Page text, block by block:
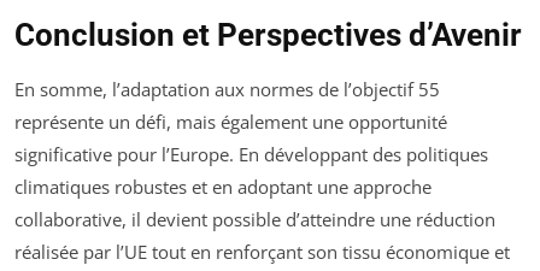
Conclusion et Perspectives d’Avenir
En somme, l’adaptation aux normes de l’objectif 55
représente un défi, mais également une opportunité
significative pour l’Europe. En développant des politiques
climatiques robustes et en adoptant une approche
collaborative, il devient possible d’atteindre une réduction
réalisée par l’UE tout en renforçant son tissu économique et